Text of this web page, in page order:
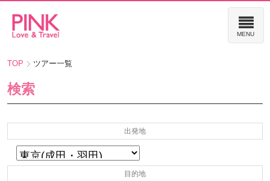
TOP ツアー一覧
検索
出発地
目的地